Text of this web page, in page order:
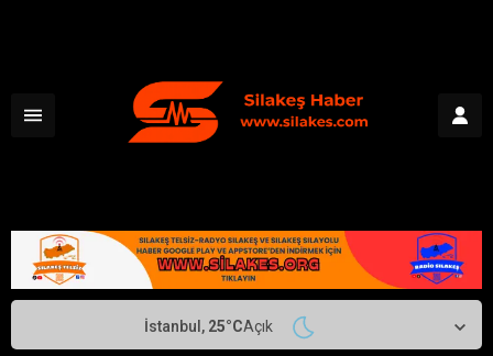
İstanbul, 25°CAçık